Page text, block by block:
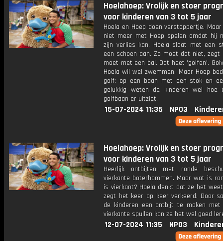
Hoelahoep: Vrolijk en stoer
voor kinderen van 3 tot 5 jaar
Hoela en Hoep doen verstoppertje.
niet meer met Hoep spelen omdat hij
zijn verlies kan. Hoela slaat met een
een schoen aan. Zo moet dat niet, zegt
moet met een bal. Dat heet 'golfen'.
Hoela wil wel zwemmen. Maar Hoep
golf: op een baan met een stok en
gelukkig weten de kinderen wel hoe
golfbaan er uitziet.
15-07-2024 11:35 NPO3
Hoelahoep: Vrolijk en stoer
voor kinderen van 3 tot 5 jaar
Heerlijk ontbijten met ronde
vierkante boterhammen. Maar wat is
is vierkant? Hoela denkt dat ze het
zegt het keer op keer verkeerd. Door
de kinderen een ontbijt te maken met
vierkante spullen kan ze het wel goed
12-07-2024 11:35 NPO3